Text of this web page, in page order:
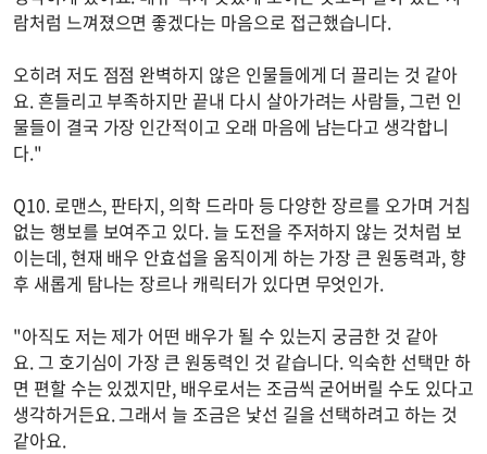
람처럼 느껴졌으면 좋겠다는 마음으로 접근했습니다.
오히려 저도 점점 완벽하지 않은 인물들에게 더 끌리는 것 같아
요. 흔들리고 부족하지만 끝내 다시 살아가려는 사람들, 그런 인
물들이 결국 가장 인간적이고 오래 마음에 남는다고 생각합니
다."
Q10. 로맨스, 판타지, 의학 드라마 등 다양한 장르를 오가며 거침
없는 행보를 보여주고 있다. 늘 도전을 주저하지 않는 것처럼 보
이는데, 현재 배우 안효섭을 움직이게 하는 가장 큰 원동력과, 향
후 새롭게 탐나는 장르나 캐릭터가 있다면 무엇인가.
"아직도 저는 제가 어떤 배우가 될 수 있는지 궁금한 것 같아
요. 그 호기심이 가장 큰 원동력인 것 같습니다. 익숙한 선택만 하
면 편할 수는 있겠지만, 배우로서는 조금씩 굳어버릴 수도 있다고
생각하거든요. 그래서 늘 조금은 낯선 길을 선택하려고 하는 것
같아요.